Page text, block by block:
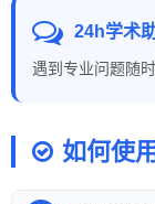
24h学术
遇到专业问题随
如何使